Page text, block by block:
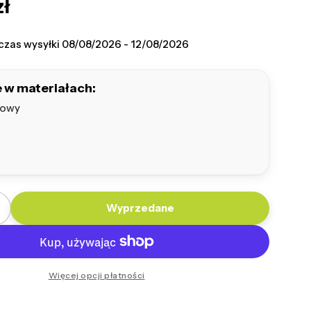
wysyłki 08/08/2026 - 12/08/2026
materiałach:
dla Fotel Sakwa M Bukla
ilość dla Fotel Sakwa M Bukla
Wyprzedane
Więcej opcji płatności